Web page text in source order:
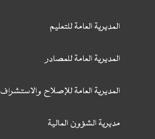
المديرية العامة للتعليم
المديرية العامة للمصادر
المديرية العامة للإصلاح والاستشراف
مديرية الشؤون المالية